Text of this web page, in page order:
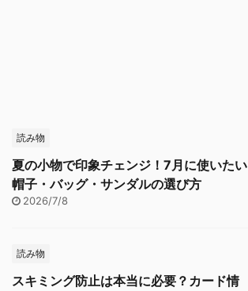
読み物
夏の小物で印象チェンジ！7月に使いたい
帽子・バッグ・サンダルの選び方
2026/7/8
読み物
スキミング防止は本当に必要？カード情